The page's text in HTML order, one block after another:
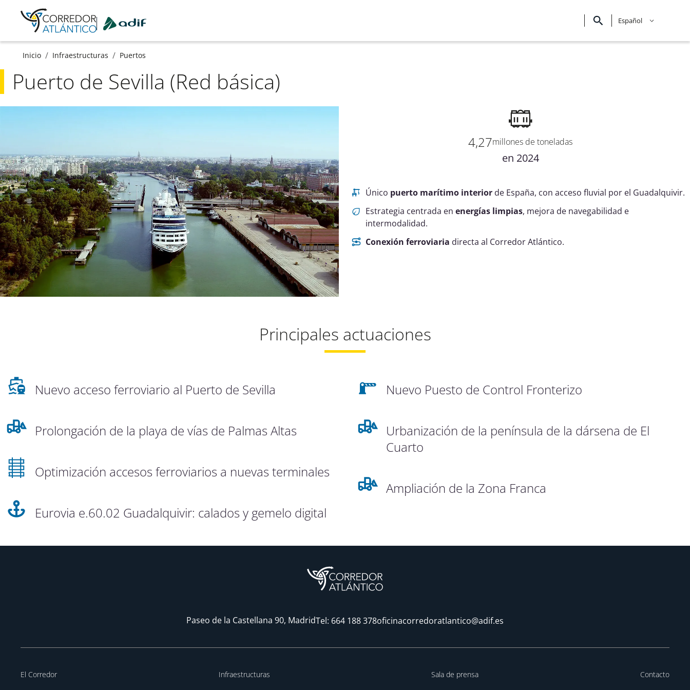
Ir a contenido principal Español
Inicio / Infraestructuras / Puertos
Puerto de Sevilla (Red básica)
4,27millones de toneladas
en 2024
Único puerto marítimo interiorde España, con acceso fluvial por el Guadalquivir.
Estrategia centrada en energías limpias, mejora de navegabilidad e
intermodalidad.
Conexión ferroviaria directa al Corredor Atlántico.
Principales actuaciones
Nuevo acceso ferroviario al Puerto de Sevilla
Prolongación de la playa de vías de Palmas Altas
Optimización accesos ferroviarios a nuevas terminales
Eurovia e.60.02 Guadalquivir: calados y gemelo digital
Nuevo Puesto de Control Fronterizo
Urbanización de la península de la dársena de El
Cuarto
Ampliación de la Zona Franca
Paseo de la Castellana 90, MadridTel: 664 188 378oficinacorredoratlantico@adif.es
El Corredor Infraestructuras Sala de prensa Contacto